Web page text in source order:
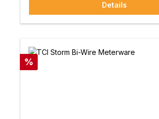
PrimärisolierungPVC-
KonstruktionRundes Profil mit 11 mm
DurchmesserAußenmantel aus
Details
Discount
%